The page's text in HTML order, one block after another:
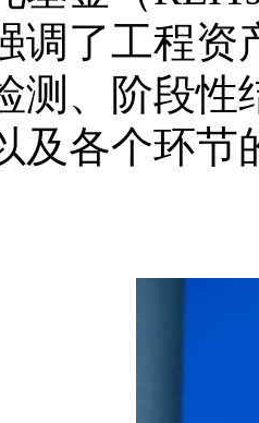
调了工程资
测、阶段性
及各个环